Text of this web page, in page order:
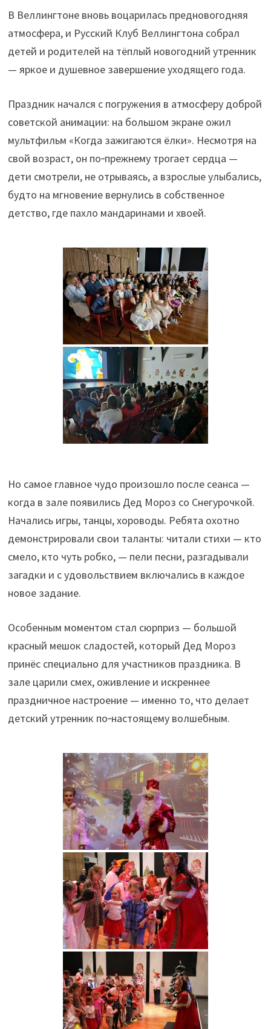
В Веллингтоне вновь воцарилась предновогодняя
атмосфера, и Русский Клуб Веллингтона собрал
детей и родителей на тёплый новогодний утренник
— яркое и душевное завершение уходящего года.
Праздник начался с погружения в атмосферу доброй
советской анимации: на большом экране ожил
мультфильм «Когда зажигаются ёлки». Несмотря на
свой возраст, он по‑прежнему трогает сердца —
дети смотрели, не отрываясь, а взрослые улыбались,
будто на мгновение вернулись в собственное
детство, где пахло мандаринами и хвоей.
Но самое главное чудо произошло после сеанса —
когда в зале появились Дед Мороз со Снегурочкой.
Начались игры, танцы, хороводы. Ребята охотно
демонстрировали свои таланты: читали стихи — кто
смело, кто чуть робко, — пели песни, разгадывали
загадки и с удовольствием включались в каждое
новое задание.
Особенным моментом стал сюрприз — большой
красный мешок сладостей, который Дед Мороз
принёс специально для участников праздника. В
зале царили смех, оживление и искреннее
праздничное настроение — именно то, что делает
детский утренник по‑настоящему волшебным.